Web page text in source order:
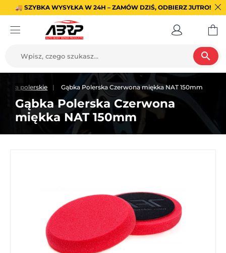
🚚 SZYBKA WYSYŁKA W 24H – ZAMÓW DZIŚ, ODBIERZ JUTRO!
search
i futra polerskie Gąbka Polerska Czerwona miękka NAT 150mm
Gąbka Polerska Czerwona
miękka NAT 150mm